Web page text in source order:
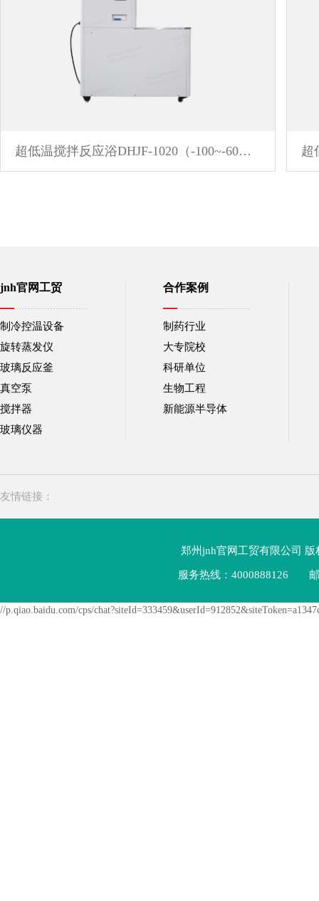
超低温搅拌反应浴DHJF-1020（-100~-60℃）
jnh官网工贸
制冷控温设备
旋转蒸发仪
玻璃反应釜
真空泵
搅拌器
玻璃仪器
合作案例
制药行业
大专院校
科研单位
生物工程
新能源半导体
友情链接：
郑州jnh官网工贸有限公司
服务热线：4000888126
//p.qiao.baidu.com/cps/